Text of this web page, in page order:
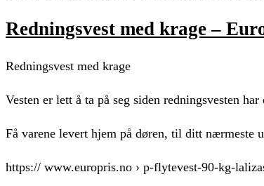
Redningsvest med krage –
Redningsvest med krage
Vesten er lett å ta på seg siden redningsvesten
Få varene levert hjem på døren, til ditt nærmeste
https:// www.europris.no › p-flytevest-90-kg-